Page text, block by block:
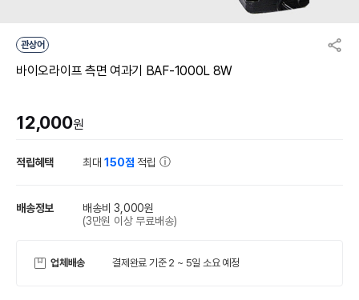
관상어
바이오라이프 측면 여과기 BAF-1000L 8W
12,000원
적립혜택 최대150점 적립
배송정보
배송비 3,000원
(3만원 이상 무료배송)
업체배송 결제완료 기준 2 ~ 5일 소요 예정